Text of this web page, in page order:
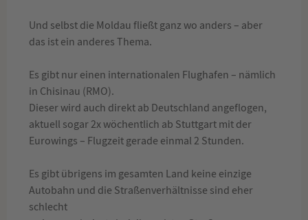
Und selbst die Moldau fließt ganz wo anders – aber
das ist ein anderes Thema.
Es gibt nur einen internationalen Flughafen – nämlich
in Chisinau (RMO).
Dieser wird auch direkt ab Deutschland angeflogen,
aktuell sogar 2x wöchentlich ab Stuttgart mit der
Eurowings – Flugzeit gerade einmal 2 Stunden.
Es gibt übrigens im gesamten Land keine einzige
Autobahn und die Straßenverhältnisse sind eher
schlecht